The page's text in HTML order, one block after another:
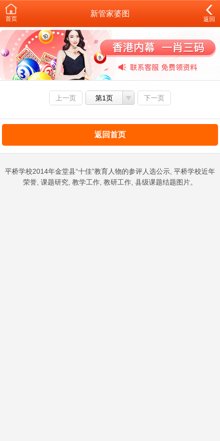
首页
新管家婆图
返回
上一页 第1页 下一页
返回首页
平桥学校2014年金堂县“十佳”教育人物的参评人选公示, 平桥学校近年
荣誉, 课题研究, 教学工作, 教研工作, 县级课题结题图片。